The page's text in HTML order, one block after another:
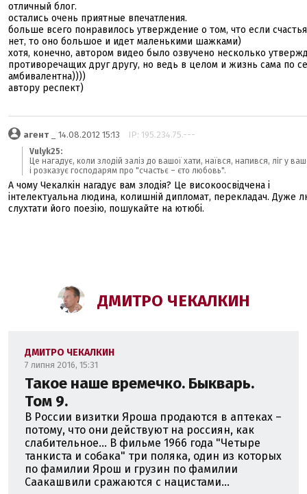
отличный блог.
остались очень приятные впечатления.
больше всего понравилось утверждение о том, что если
нет, то оно большое и идет маленькими шажками)
хотя, конечно, автором видео было озвучено несколько
противоречащих друг другу, но ведь в целом и жизнь сама по
амбивалентна))))
автору респект)
агент_ 14.08.2012 15:13 IP: 195.234.75.---
Vulyk25:
Це нагадує, коли злодій заліз до вашої хати, наївся, напився, ліг у
і розказує господарям про "счастьє – єто любовь".
А чому Чекалкін нагадує вам злодія? Це високоосвідчена і
інтелектуальна людина, колишній дипломат, перекладач. Дуже
слухтати його поезію, пошукайте на ютюбі.
ДМИТРО ЧЕКАЛКИН
ДМИТРО ЧЕКАЛКИН
7 липня 2016, 15:31
Такое наше времечко. Быкварь.
Том 9.
В России визитки Яроша продаются в аптеках –
потому, что они действуют на россиян, как
слабительное... В фильме 1966 года "Четыре
танкиста и собака" три поляка, один из которых
по фамилии Ярош и грузин по фамилии
Саакашвили сражаются с нацистами...